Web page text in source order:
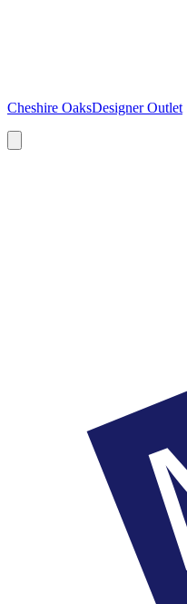
Cheshire OaksDesigner Outlet